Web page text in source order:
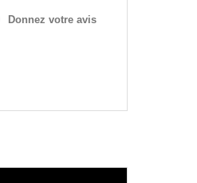
Donnez votre avis